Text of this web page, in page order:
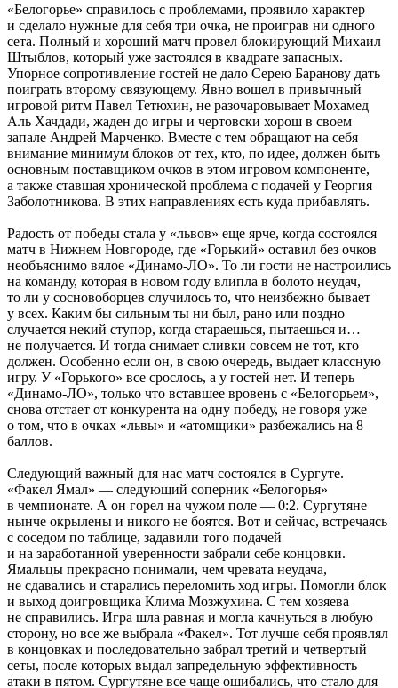
«Белогорье» справилось с проблемами, проявило характер
и сделало нужные для себя три очка, не проиграв ни одного
сета. Полный и хороший матч провел блокирующий Михаил
Штыблов, который уже застоялся в квадрате запасных.
Упорное сопротивление гостей не дало Серею Баранову дать
поиграть второму связующему. Явно вошел в привычный
игровой ритм Павел Тетюхин, не разочаровывает Мохамед
Аль Хачдади, жаден до игры и чертовски хорош в своем
запале Андрей Марченко. Вместе с тем обращают на себя
внимание минимум блоков от тех, кто, по идее, должен быть
основным поставщиком очков в этом игровом компоненте,
а также ставшая хронической проблема с подачей у Георгия
Заболотникова. В этих направлениях есть куда прибавлять.
Радость от победы стала у «львов» еще ярче, когда состоялся
матч в Нижнем Новгороде, где «Горький» оставил без очков
необъяснимо вялое «Динамо-ЛО». То ли гости не настроились
на команду, которая в новом году влипла в болото неудач,
то ли у сосновоборцев случилось то, что неизбежно бывает
у всех. Каким бы сильным ты ни был, рано или поздно
случается некий ступор, когда стараешься, пытаешься и…
не получается. И тогда снимает сливки совсем не тот, кто
должен. Особенно если он, в свою очередь, выдает классную
игру. У «Горького» все срослось, а у гостей нет. И теперь
«Динамо-ЛО», только что вставшее вровень с «Белогорьем»,
снова отстает от конкурента на одну победу, не говоря уже
о том, что в очках «львы» и «атомщики» разбежались на 8
баллов.
Следующий важный для нас матч состоялся в Сургуте.
«Факел Ямал» — следующий соперник «Белогорья»
в чемпионате. А он горел на чужом поле — 0:2. Сургутяне
нынче окрылены и никого не боятся. Вот и сейчас, встречаясь
с соседом по таблице, задавили того подачей
и на заработанной уверенности забрали себе концовки.
Ямальцы прекрасно понимали, чем чревата неудача,
не сдавались и старались переломить ход игры. Помогли блок
и выход доигровщика Клима Мозжухина. С тем хозяева
не справились. Игра шла равная и могла качнуться в любую
сторону, но все же выбрала «Факел». Тот лучше себя проявлял
в концовках и последовательно забрал третий и четвертый
сеты, после которых выдал запредельную эффективность
атаки в пятом. Сургутяне все чаще ошибались, что стало для